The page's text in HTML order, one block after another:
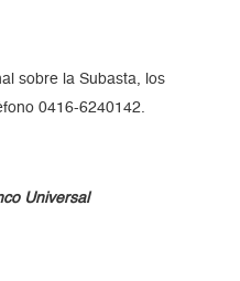
sobre la Subasta, los
0416-6240142.
Universal